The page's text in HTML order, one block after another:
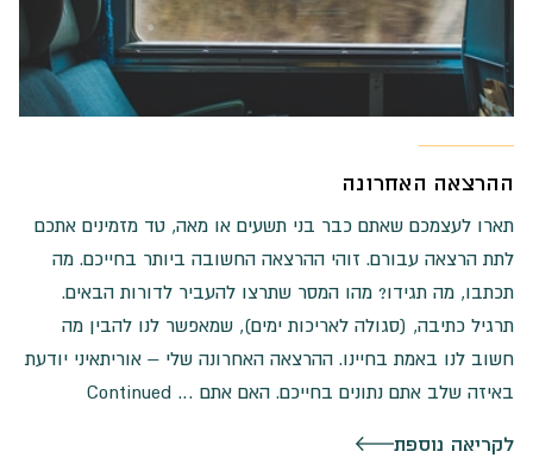
ההרצאה האחרונה
תארו לעצמכם שאתם כבר בני תשעים או מאה, טד מזמינים אתכם
לתת הרצאה עבורם. זוהי ההרצאה החשובה ביותר בחייכם. מה
תכתבו, מה תגידו? מהו המסר שתרצו להעביר לדורות הבאים.
תרגיל כתיבה, (סגולה לאריכות ימים), שמאפשר לנו להבין מה
חשוב לנו באמת בחיינו. ההרצאה האחרונה שלי – אוריתאיני יודעת
באיזה שלב אתם נתונים בחייכם. האם אתם … Continued
לקריאה נוספת